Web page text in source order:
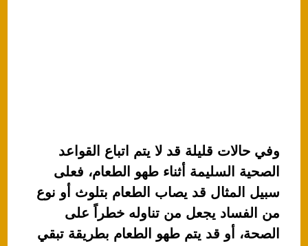
وفي حالات قليلة قد لا يتم اتباع القواعد
الصحية السليمة أثناء طهو الطعام، فعلى
سبيل المثال قد يصاب الطعام بتلوث أو نوع
من الفساد يجعل من تناوله خطراً على
الصحة، أو قد يتم طهو الطعام بطريقة تبقي